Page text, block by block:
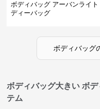
ボディバッグ アーバンライト
ディーバッグ
ボディバッグ
ボディバッグ大きい ボ
テム